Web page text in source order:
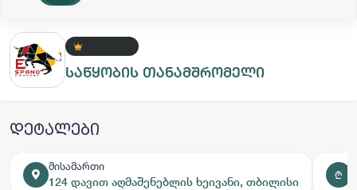
საწყობის თანამშრომელი
დეტალები
მისამართი
124 დავით აღმაშენებლის ხეივანი, თბილისი
₾